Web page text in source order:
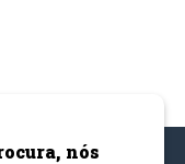
nós